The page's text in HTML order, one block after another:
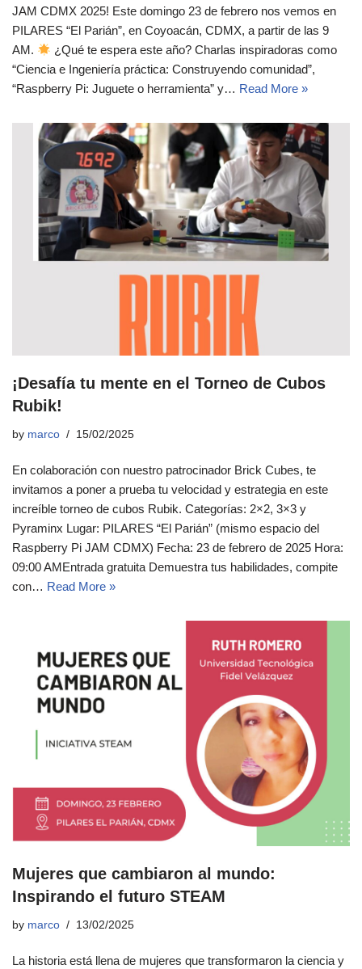
JAM CDMX 2025! Este domingo 23 de febrero nos vemos en
PILARES “El Parián”, en Coyoacán, CDMX, a partir de las 9
AM.
¿Qué te espera este año? Charlas inspiradoras como
“Ciencia e Ingeniería práctica: Construyendo comunidad”,
“Raspberry Pi: Juguete o herramienta” y… Read More »
¡Desafía tu mente en el Torneo de Cubos
Rubik!
by marco 15/02/2025
En colaboración con nuestro patrocinador Brick Cubes, te
invitamos a poner a prueba tu velocidad y estrategia en este
increíble torneo de cubos Rubik. Categorías: 2×2, 3×3 y
Pyraminx Lugar: PILARES “El Parián” (mismo espacio del
Raspberry Pi JAM CDMX) Fecha: 23 de febrero de 2025 Hora:
09:00 AMEntrada gratuita Demuestra tus habilidades, compite
con… Read More »
Mujeres que cambiaron al mundo:
Inspirando el futuro STEAM
by marco 13/02/2025
La historia está llena de mujeres que transformaron la ciencia y